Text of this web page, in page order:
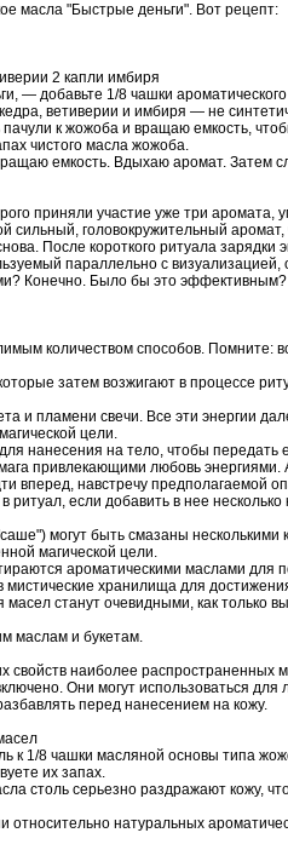
масла "Быстрые деньги". Вот рецепт:
2 капли имбиря
— добавьте 1/8 чашки
ветиверии и имбиря — не
к жожоба и вращаю емкость,
чистого масла жожоба.
емкость. Вдыхаю аромат. Затем
приняли участие уже три аромата,
сильный, головокружительный
После короткого ритуала зарядки
параллельно с визуализацией,
Конечно. Было бы это
количеством способов. Помните:
затем возжигают в процессе
и пламени свечи. Все эти энергии
цели.
нанесения на тело, чтобы
привлекающими любовь
вперед, навстречу предполагаемой
если добавить в нее
могут быть смазаны несколькими
магической цели.
ароматическими маслами
хранилища для
станут очевидными, как только
маслам и букетам.
свойств наиболее распространенных
Они могут использоваться
перед нанесением на кожу.
к 1/8 чашки масляной основы типа
их запах.
столь серьезно раздражают кожу,
относительно натуральных